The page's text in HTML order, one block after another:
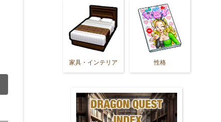
家具・インテリア 性格